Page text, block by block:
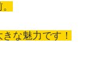
な魅力です！